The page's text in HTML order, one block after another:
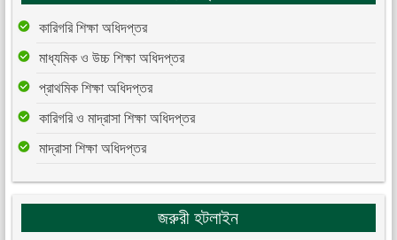
কারিগরি শিক্ষা অধিদপ্তর
মাধ্যমিক ও উচ্চ শিক্ষা অধিদপ্তর
প্রাথমিক শিক্ষা অধিদপ্তর
কারিগরি ও মাদ্রাসা শিক্ষা অধিদপ্তর
মাদ্রাসা শিক্ষা অধিদপ্তর
জরুরী হটলাইন